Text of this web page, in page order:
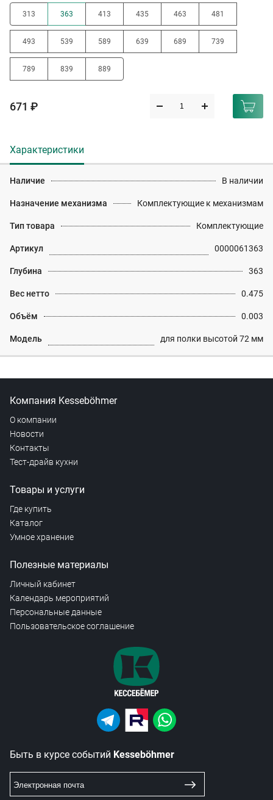
313 363 413 435 463 481
493 539 589 639 689 739
789 839 889
671 ₽
Характеристики
Наличие В наличии
Назначение механизма Комплектующие к механизмам
Тип товара Комплектующие
Артикул 0000061363
Глубина 363
Вес нетто 0.475
Объём 0.003
Модель для полки высотой 72 мм
Компания Kesseböhmer
О компании
Новости
Контакты
Тест-драйв кухни
Товары и услуги
Где купить
Каталог
Умное хранение
Полезные материалы
Личный кабинет
Календарь мероприятий
Персональные данные
Пользовательское соглашение
Быть в курсе событий Kesseböhmer